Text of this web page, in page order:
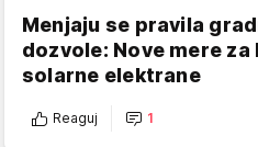
Menjaju se pravila
dozvole: Nove mere za
solarne elektrane
Reaguj 1